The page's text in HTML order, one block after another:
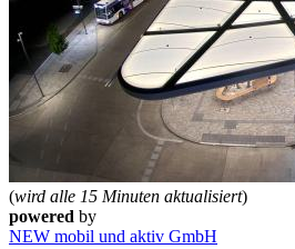
(wird alle 15 Minuten aktualisiert)
powered by
NEW mobil und aktiv GmbH